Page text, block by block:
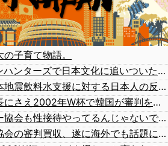
子育て物語。
韓国人「K-POPデーモンハンターズで日本文化に追いついたと思ったのに、逆に突き放されてしまった模様・・・」
韓国人「大韓航空の熊本地震飲料水支援に対する日本人の反応をご覧ください・・・」→「」
韓国人「悲報：FIFA会長にさえ2002年W杯で韓国が審判を買収していたと思われていた模様…（ﾌﾞﾙﾌﾞﾙ」＝韓国の反応
韓国人「日本のサッカー協会も性接待やってるんじゃないですか？」
韓国人「韓国サッカー協会の審判買収、遂に海外でも話題に…」→「2002年の栄光まで疑われる…（ﾌﾞﾙﾌﾞﾙ」＝韓国の反応